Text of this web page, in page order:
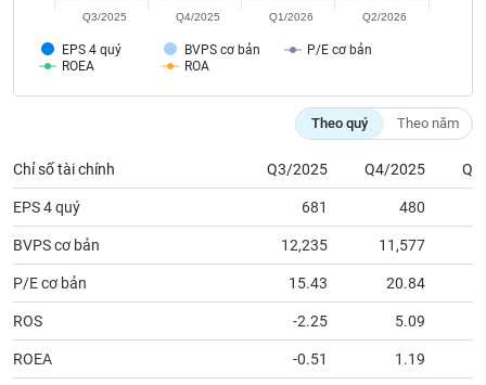
EPS 4 quý BVPS cơ bản
P/E cơ bản
ROEA
ROA
Q3/2025 Q4/2025 Q1/2026 Q2/2026
Theo quý Theo năm
Chỉ số tài chính Q3/2025 Q4/2025
EPS 4 quý 681 480
BVPS cơ bản 12,235 11,577
P/E cơ bản 15.43 20.84
ROS -2.25 5.09
ROEA -0.51 1.19